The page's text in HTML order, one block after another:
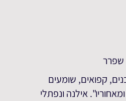
שפרר
קפואים, שומעים
אילנה ונפתלי